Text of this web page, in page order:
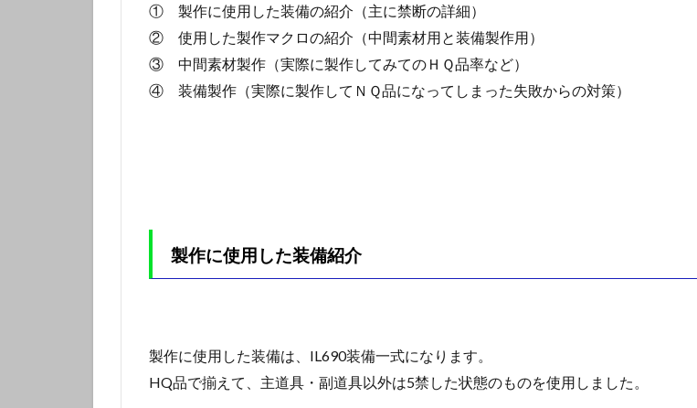
① 製作に使用した装備の紹介（主に禁断の詳細）
② 使用した製作マクロの紹介（中間素材用と装備製作用）
③ 中間素材製作（実際に製作してみてのＨＱ品率など）
④ 装備製作（実際に製作してＮＱ品になってしまった失敗からの対策）
製作に使用した装備紹介
製作に使用した装備は、IL690装備一式になります。
HQ品で揃えて、主道具・副道具以外は5禁した状態のものを使用しました。